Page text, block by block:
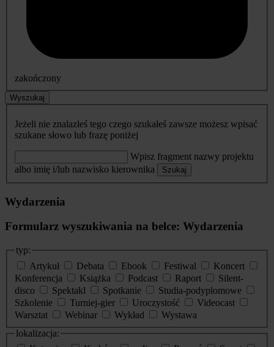
zakończony
Wyszukaj
Jeżeli nie znalazłeś tego czego szukałeś zawsze możesz wpisać
szukane słowo lub frazę poniżej
Wpisz fragment nazwy projektu
albo imię i/lub nazwisko kierownika
Szukaj
Wydarzenia
Formularz wyszukiwania na belce: Wydarzenia
typ:
Artykuł
Debata Ebook Festiwal
Koncert
Konferencja
Książka Podcast Raport
Silent-
disco
Spektakl Spotkanie
Studia-podyplomowe
Szkolenie
Turniej-gier Uroczystość
Videocast
Warsztat
Webinar Wykład
Wystawa
lokalizacja: